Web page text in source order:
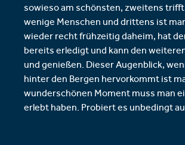
sowieso am schönsten, zweitens
wenige Menschen und drittens ist
wieder recht frühzeitig daheim, hat
bereits erledigt und kann den
und genießen. Dieser Augenblick,
hinter den Bergen hervorkommt ist
wunderschönen Moment muss man
erlebt haben. Probiert es unbedingt